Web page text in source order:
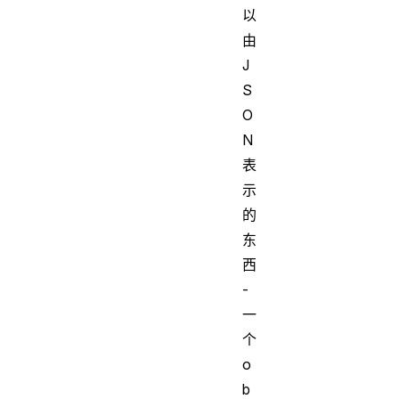
以
由
J
S
O
N
表
示
的
东
西
-
一
个
o
b